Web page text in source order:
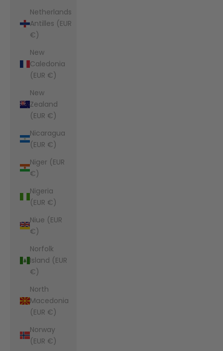
Netherlands
Antilles (EUR
€)
New
Caledonia
(EUR €)
New
Zealand
(EUR €)
Nicaragua
(EUR €)
Niger (EUR
€)
Nigeria
(EUR €)
Niue (EUR
€)
Norfolk
Island (EUR
€)
North
Macedonia
(EUR €)
Norway
(EUR €)